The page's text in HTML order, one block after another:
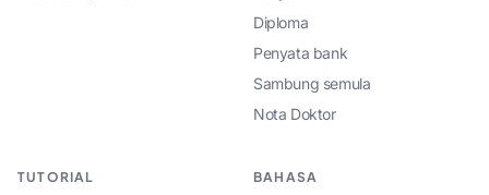
Diploma
Penyata bank
Sambung semula
Nota Doktor
TUTORIAL BAHASA